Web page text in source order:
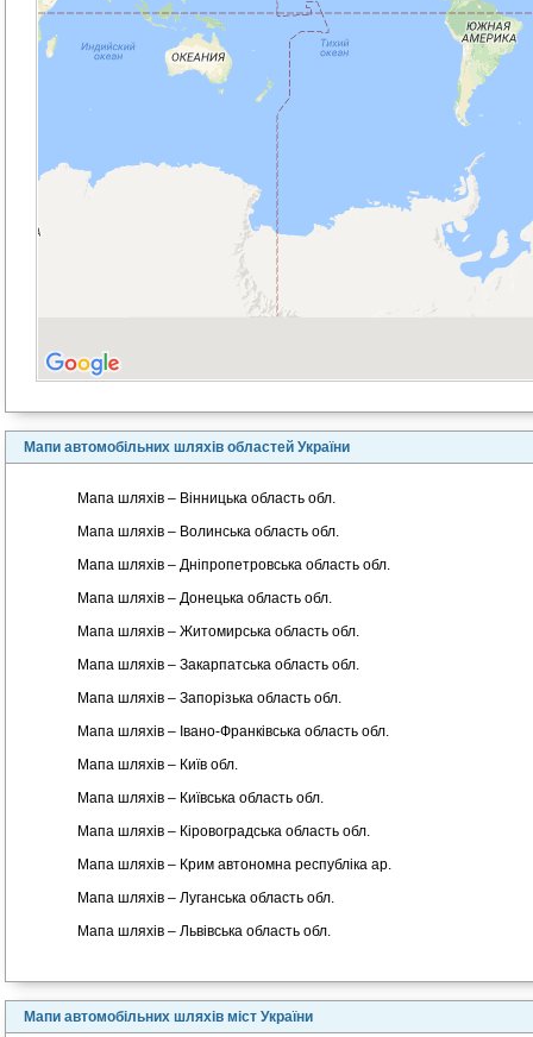
Мапи автомобільних шляхів областей України
Мапа шляхів – Вінницька область обл.
Мапа шляхів – Волинська область обл.
Мапа шляхів – Дніпропетровська область обл.
Мапа шляхів – Донецька область обл.
Мапа шляхів – Житомирська область обл.
Мапа шляхів – Закарпатська область обл.
Мапа шляхів – Запорізька область обл.
Мапа шляхів – Івано-Франківська область обл.
Мапа шляхів – Київ обл.
Мапа шляхів – Київська область обл.
Мапа шляхів – Кіровоградська область обл.
Мапа шляхів – Крим автономна республіка ар.
Мапа шляхів – Луганська область обл.
Мапа шляхів – Львівська область обл.
Мапи автомобільних шляхів міст України